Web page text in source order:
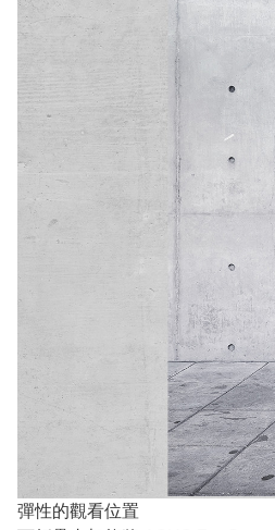
彈性的觀看位置